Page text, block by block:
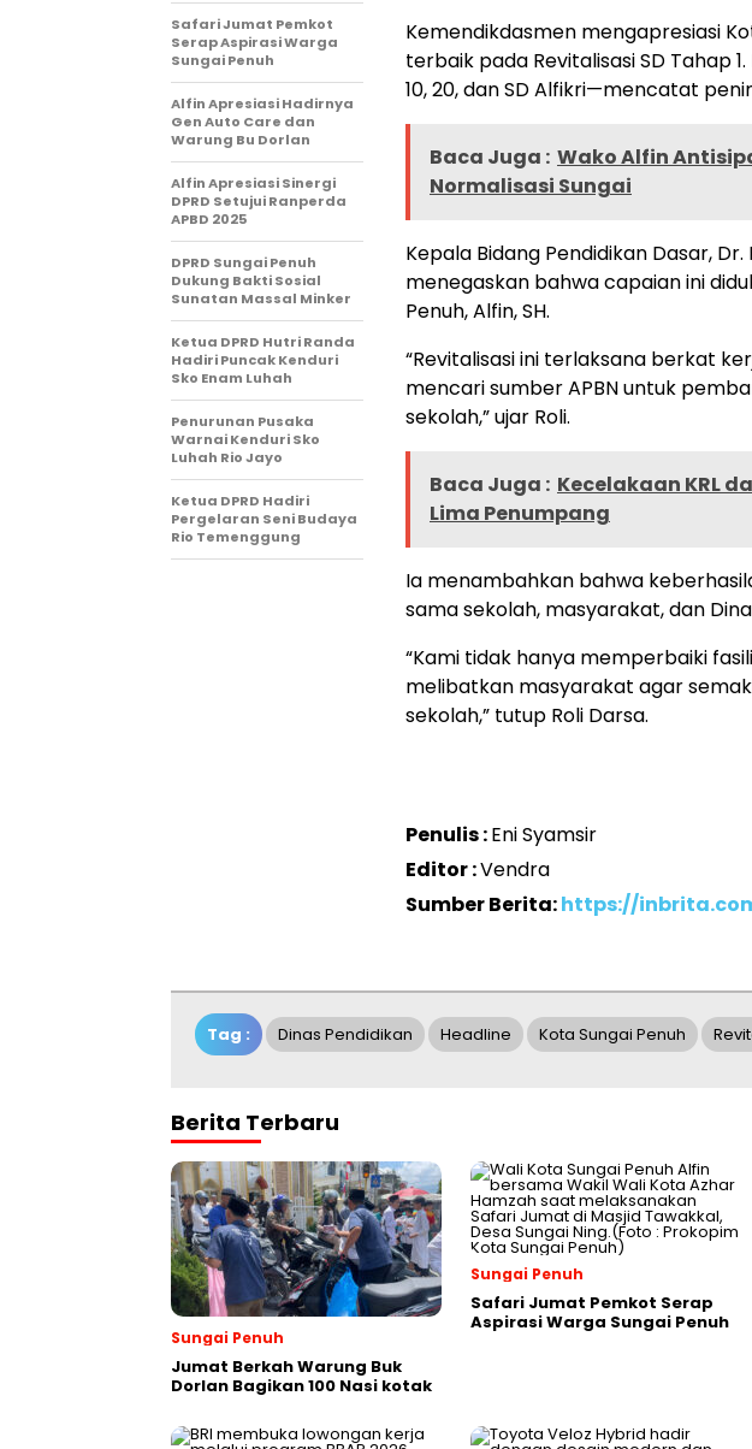
Kemendikdasmen mengapresiasi
terbaik pada Revitalisasi SD Tahap
10, 20, dan SD Alfikri—mencatat
Baca Juga : Wako Alfin
Normalisasi Sungai
Kepala Bidang Pendidikan Dasar, Dr.
menegaskan bahwa capaian ini
Penuh, Alfin, SH.
“Revitalisasi ini terlaksana berkat
mencari sumber APBN untuk
sekolah,” ujar Roli.
Baca Juga : Kecelakaan KRL
Lima Penumpang
Ia menambahkan bahwa
sama sekolah, masyarakat, dan
“Kami tidak hanya memperbaiki
melibatkan masyarakat agar
sekolah,” tutup Roli Darsa.
Penulis :Eni Syamsir
Editor :Vendra
Sumber Berita:https://
Safari Jumat Pemkot
Serap Aspirasi Warga
Sungai Penuh
Alfin Apresiasi Hadirnya
Gen Auto Care dan
Warung Bu Dorlan
Alfin Apresiasi Sinergi
DPRD Setujui Ranperda
APBD 2025
DPRD Sungai Penuh
Dukung Bakti Sosial
Sunatan Massal Minker
Ketua DPRD Hutri Randa
Hadiri Puncak Kenduri
Sko Enam Luhah
Penurunan Pusaka
Warnai Kenduri Sko
Luhah Rio Jayo
Ketua DPRD Hadiri
Pergelaran Seni Budaya
Rio Temenggung
Tag : Dinas Pendidikan Headline Kota Sungai Penuh
Berita Terbaru
Sungai Penuh
Jumat Berkah Warung Buk
Dorlan Bagikan 100 Nasi kotak
Sungai Penuh
Safari Jumat Pemkot Serap
Aspirasi Warga Sungai Penuh